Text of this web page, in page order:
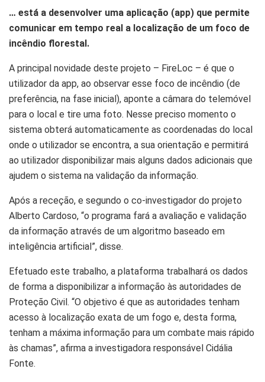
… está a desenvolver uma aplicação (app) que permite
comunicar em tempo real a localização de um foco de
incêndio florestal.
A principal novidade deste projeto – FireLoc – é que o
utilizador da app, ao observar esse foco de incêndio (de
preferência, na fase inicial), aponte a câmara do telemóvel
para o local e tire uma foto. Nesse preciso momento o
sistema obterá automaticamente as coordenadas do local
onde o utilizador se encontra, a sua orientação e permitirá
ao utilizador disponibilizar mais alguns dados adicionais que
ajudem o sistema na validação da informação.
Após a receção, e segundo o co-investigador do projeto
Alberto Cardoso, “o programa fará a avaliação e validação
da informação através de um algoritmo baseado em
inteligência artificial”, disse.
Efetuado este trabalho, a plataforma trabalhará os dados
de forma a disponibilizar a informação às autoridades de
Proteção Civil. “O objetivo é que as autoridades tenham
acesso à localização exata de um fogo e, desta forma,
tenham a máxima informação para um combate mais rápido
às chamas”, afirma a investigadora responsável Cidália
Fonte.